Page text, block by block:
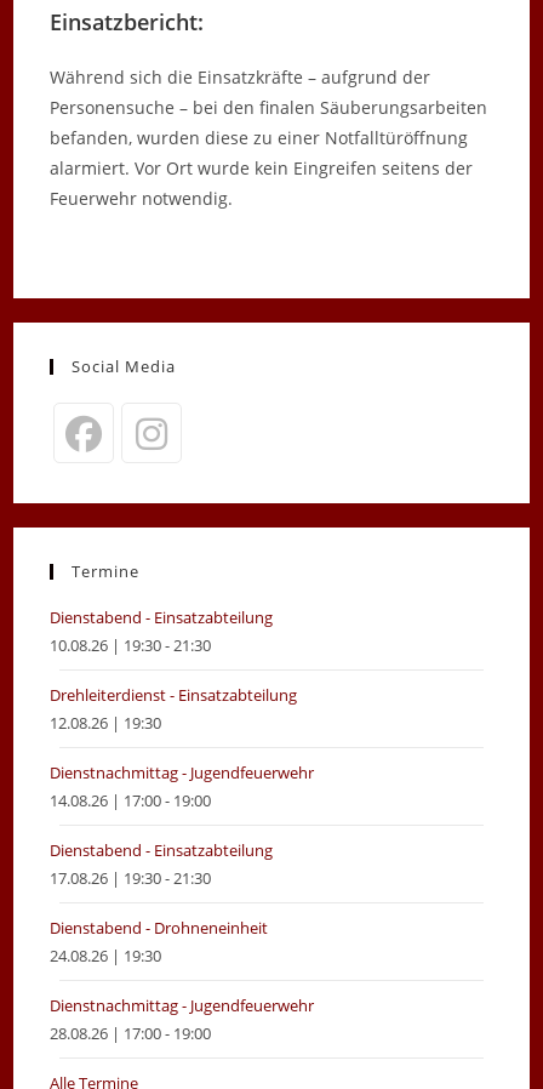
Einsatzbericht:
Während sich die Einsatzkräfte – aufgrund der
Personensuche – bei den finalen Säuberungsarbeiten
befanden, wurden diese zu einer Notfalltüröffnung
alarmiert. Vor Ort wurde kein Eingreifen seitens der
Feuerwehr notwendig.
Social Media
in
new
in
new
Termine
Dienstabend - Einsatzabteilung
10.08.26 | 19:30 - 21:30
Drehleiterdienst - Einsatzabteilung
12.08.26 | 19:30
Dienstnachmittag - Jugendfeuerwehr
14.08.26 | 17:00 - 19:00
Dienstabend - Einsatzabteilung
17.08.26 | 19:30 - 21:30
Dienstabend - Drohneneinheit
24.08.26 | 19:30
Dienstnachmittag - Jugendfeuerwehr
28.08.26 | 17:00 - 19:00
Alle Termine